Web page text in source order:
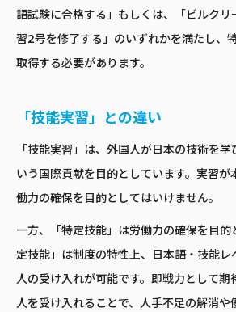
語試験に合格する」もしくは、「ビルク
習2号を修了する」のいずれかを満たし、
取得する必要があります。
「技能実習」との違い
「技能実習」は、外国人が日本の技術を
いう国際貢献を目的としています。実習が
働力の確保を目的としてはいけません。
一方、「特定技能」は労働力の確保を目的
定技能」は制度の特性上、日本語・技能レ
人の受け入れが可能です。即戦力として期
人を受け入れることで、人手不足の解消や